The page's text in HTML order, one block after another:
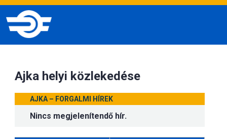
Ajka helyi közlekedése
AJKA – FORGALMI HÍREK
Nincs megjelenítendő hír.